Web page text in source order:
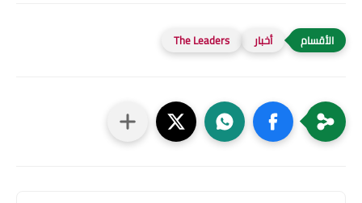
أخبار The Leaders